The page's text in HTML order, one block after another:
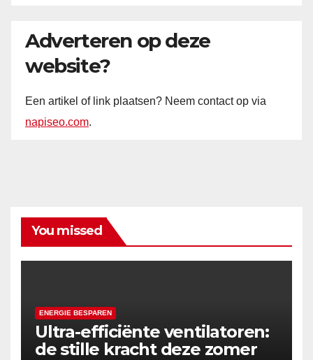
Adverteren op deze
website?
Een artikel of link plaatsen? Neem contact op via
napiseo.com.
You missed
ENERGIE BESPAREN
Ultra-efficiënte ventilatoren:
de stille kracht deze zomer